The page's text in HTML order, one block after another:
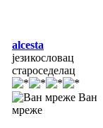
alcesta
језикословац
староседелац
Ван
мреже